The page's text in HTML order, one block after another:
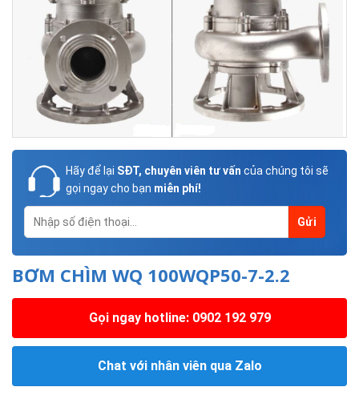
Hãy để lại SĐT, chuyên viên tư vấn của chúng tôi sẽ
gọi ngay cho bạn miễn phí!
BƠM CHÌM WQ 100WQP50-7-2.2
Gọi ngay hotline: 0902 192 979
Chat với nhân viên qua Zalo